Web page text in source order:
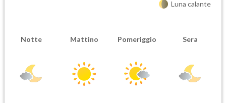
Luna calante
Notte Mattino Pomeriggio Sera